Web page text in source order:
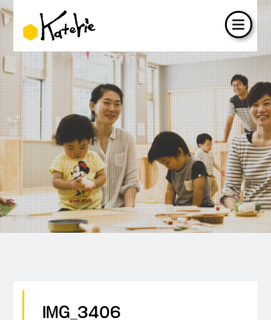
IMG_3406